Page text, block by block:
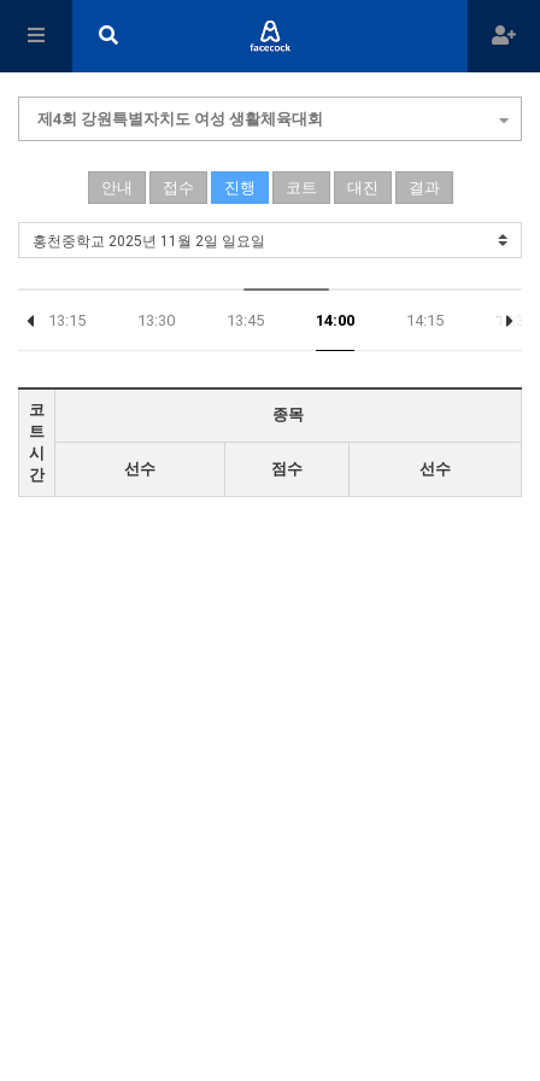
제4회 강원특별자치도 여성 생활체육대회
안내 접수 진행 코트 대진 결과
13:15 13:30 13:45 14:00 14:15 14:30
코
트
시
간
종목
선수 점수 선수